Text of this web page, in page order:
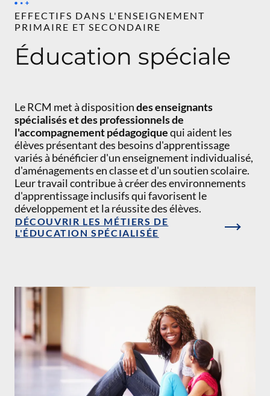
EFFECTIFS DANS L'ENSEIGNEMENT
PRIMAIRE ET SECONDAIRE
Éducation spéciale
Le RCM met à dispositiondes enseignants
spécialisésetdes professionnels de
l'accompagnement pédagogiquequi aident les
élèves présentant des besoins d'apprentissage
variés à bénéficier d'un enseignement individualisé,
d'aménagements en classe et d'un soutien scolaire.
Leur travail contribue à créer des environnements
d'apprentissage inclusifs qui favorisent le
développement et la réussite des élèves.
DÉCOUVRIR LES MÉTIERS DE
L'ÉDUCATION SPÉCIALISÉE